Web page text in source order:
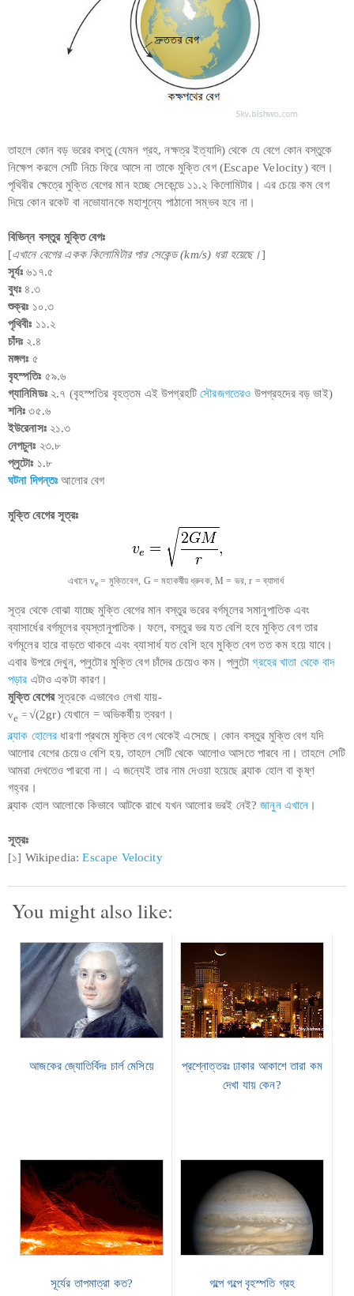
তাহলে কোন বড় ভরের বস্তু (যেমন গ্রহ, নক্ষত্র ইত্যাদি) থেকে যে বেগে কোন বস্তুকে
নিক্ষেপ করলে সেটি নিচে ফিরে আসে না তাকে মুক্তি বেগ (Escape Velocity) বলে।
পৃথিবীর ক্ষেত্রে মুক্তি বেগের মান হচ্ছে সেকেন্ডে ১১.২ কিলোমিটার। এর চেয়ে কম বেগ
দিয়ে কোন রকেট বা নভোযানকে মহাশূন্যে পাঠানো সম্ভব হবে না।
বিভিন্ন বস্তুর মুক্তি বেগঃ
[এখানে বেগের একক কিলোমিটার পার সেকেন্ড (km/s) ধরা হয়েছে।]
সূর্যঃ ৬১৭.৫
বুধঃ ৪.৩
শুক্রঃ ১০.৩
পৃথিবীঃ ১১.২
চাঁদঃ ২.৪
মঙ্গলঃ ৫
বৃহস্পতিঃ ৫৯.৬
গ্যানিমিডঃ২.৭ (বৃহস্পতির বৃহত্তম এই উপগ্রহটিসৌরজগতেরও উপগ্রহদের বড় ভাই)
শনিঃ ৩৫.৬
ইউরেনাসঃ২১.৩
নেপচুনঃ ২৩.৮
প্লুটোঃ ১.৮
ঘটনা দিগন্তঃ আলোর বেগ
মুক্তি বেগের সূত্রঃ
এখানে ve = মুক্তিবেগ, G = মহাকর্ষীয় ধ্রুবক, M = ভর, r = ব্যাসার্ধ
সূত্র থেকে বোঝা যাচ্ছে মুক্তি বেগের মান বস্তুর ভরের বর্গমূলের সমানুপাতিক এবং
ব্যাসার্ধের বর্গমূলের ব্যস্তানুপাতিক। ফলে, বস্তুর ভর যত বেশি হবে মুক্তি বেগ তার
বর্গমূলের হারে বাড়তে থাকবে এবং ব্যাসার্ধ যত বেশি হবে মুক্তি বেগ তত কম হয়ে যাবে।
এবার উপরে দেখুন, প্লুটোর মুক্তি বেগ চাঁদের চেয়েও কম। প্লুটোগ্রহের খাতা থেকে বাদ
পড়ার এটাও একটা কারণ।
মুক্তি বেগেরসূত্রকে এভাবেও লেখা যায়-
ve = √(2gr) যেখানে = অভিকর্ষীয় ত্বরণ।
ব্ল্যাক হোলের ধারণা প্রথমে মুক্তি বেগ থেকেই এসেছে। কোন বস্তুর মুক্তি বেগ যদি
আলোর বেগের চেয়েও বেশি হয়, তাহলে সেটি থেকে আলোও আসতে পারবে না। তাহলে সেটি
আমরা দেখতেও পারবো না। এ জন্যেই তার নাম দেওয়া হয়েছে ব্ল্যাক হোল বা কৃষ্ণ
গহ্বর।
ব্ল্যাক হোল আলোকে কিভাবে আটকে রাখে যখন আলোর ভরই নেই?জানুন এখানে ।
সূত্রঃ
[১] Wikipedia:Escape Velocity
You might also like:
আজকের জ্যোতির্বিদঃ চার্ল মেসিয়ে
প্রশ্নোত্তরঃ ঢাকার আকাশে তারা কম
দেখা যায় কেন?
সূর্যের তাপমাত্রা কত? গল্পে গল্পে বৃহস্পতি গ্রহ